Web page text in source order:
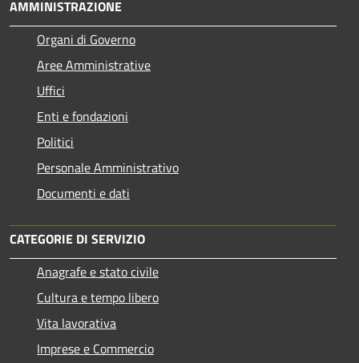
AMMINISTRAZIONE
Organi di Governo
Aree Amministrative
Uffici
Enti e fondazioni
Politici
Personale Amministrativo
Documenti e dati
CATEGORIE DI SERVIZIO
Anagrafe e stato civile
Cultura e tempo libero
Vita lavorativa
Imprese e Commercio